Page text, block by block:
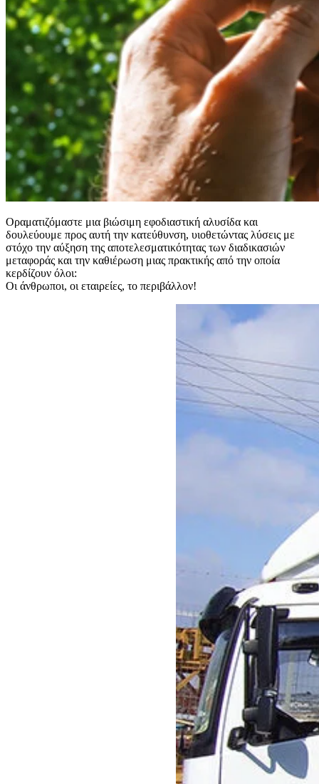
Οραματιζόμαστε μια βιώσιμη εφοδιαστική αλυσίδα και
δουλεύουμε προς αυτή την κατεύθυνση, υιοθετώντας λύσεις με
στόχο την αύξηση της αποτελεσματικότητας των διαδικασιών
μεταφοράς και την καθιέρωση μιας πρακτικής από την οποία
κερδίζουν όλοι:
Οι άνθρωποι, οι εταιρείες, το περιβάλλον!